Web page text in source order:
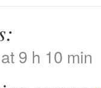
9 h 10 min